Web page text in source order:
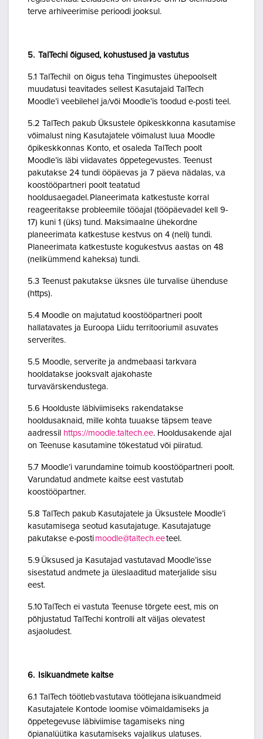
terve arhiveerimise perioodi jooksul.
5. TalTechi õigused, kohustused ja vastutus
5.1 TalTechil on õigus teha Tingimustes ühepoolselt
muudatusi teavitades sellest Kasutajaid TalTech
Moodle’i veebilehel ja/või Moodle’is toodud e-posti teel.
5.2 TalTech pakub Üksustele õpikeskkonna kasutamise
võimalust ning Kasutajatele võimalust luua Moodle
õpikeskkonnas Konto, et osaleda TalTech poolt
Moodle’is läbi viidavates õppetegevustes. Teenust
pakutakse 24 tundi ööpäevas ja 7 päeva nädalas, v.a
koostööpartneri poolt teatatud
hooldusaegadel. Planeerimata katkestuste korral
reageeritakse probleemile tööajal (tööpäevadel kell 9-
17) kuni 1 (üks) tund. Maksimaalne ühekordne
planeerimata katkestuse kestvus on 4 (neli) tundi.
Planeerimata katkestuste kogukestvus aastas on 48
(nelikümmend kaheksa) tundi.
5.3 Teenust pakutakse üksnes üle turvalise ühenduse
(https).
5.4 Moodle on majutatud koostööpartneri poolt
hallatavates ja Euroopa Liidu territooriumil asuvates
serverites.
5.5 Moodle, serverite ja andmebaasi tarkvara
hooldatakse jooksvalt ajakohaste
turvavärskendustega.
5.6 Hoolduste läbiviimiseks rakendatakse
hooldusaknaid, mille kohta tuuakse täpsem teave
aadressil https://moodle.taltech.ee. Hooldusakende ajal
on Teenuse kasutamine tõkestatud või piiratud.
5.7 Moodle’i varundamine toimub koostööpartneri poolt.
Varundatud andmete kaitse eest vastutab
koostööpartner.
5.8 TalTech pakub Kasutajatele ja Üksustele Moodle’i
kasutamisega seotud kasutajatuge. Kasutajatuge
pakutakse e-posti moodle@taltech.eeteel.
5.9 Üksused ja Kasutajad vastutavad Moodle’isse
sisestatud andmete ja üleslaaditud materjalide sisu
eest.
5.10 TalTech ei vastuta Teenuse tõrgete eest, mis on
põhjustatud TalTechi kontrolli alt väljas olevatest
asjaoludest.
6. Isikuandmete kaitse
6.1 TalTech töötleb vastutava töötlejana isikuandmeid
Kasutajatele Kontode loomise võimaldamiseks ja
õppetegevuse läbiviimise tagamiseks ning
õpianalüütika kasutamiseks vajalikus ulatuses.